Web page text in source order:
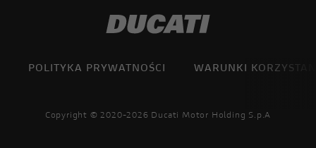
POLITYKA PRYWATNOŚCI WARUNKI
Copyright © 2020-2026 Ducati Motor Holding S.p.A